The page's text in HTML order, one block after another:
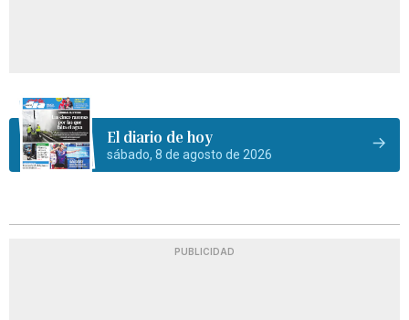
El diario de hoy
sábado, 8 de agosto de 2026
PUBLICIDAD